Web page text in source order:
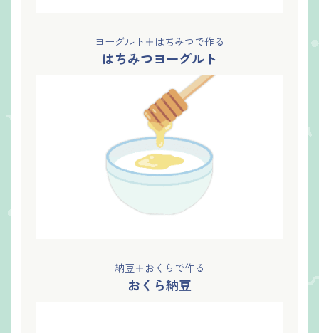
ヨーグルト＋はちみつで作る
はちみつヨーグルト
納豆＋おくらで作る
おくら納豆